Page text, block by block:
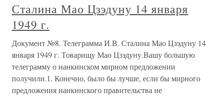
Сталина Мао Цзэдуну 14 января
1949 г.
Документ №8. Телеграмма И.В. Сталина Мао Цзэдуну 14
января 1949 г. Товарищу Мао Цзэдуну.Вашу большую
телеграмму о нанкинском мирном предложении
получили.1. Конечно, было бы лучше, если бы мирного
предложения нанкинского правительства не